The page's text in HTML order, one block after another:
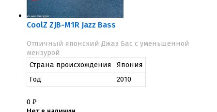
CoolZ ZJB-M1R Jazz Bass
Отличный японский Джаз Бас с уменьшенной
мензурой
Страна происхождения
Япония
Год
2010
0 ₽